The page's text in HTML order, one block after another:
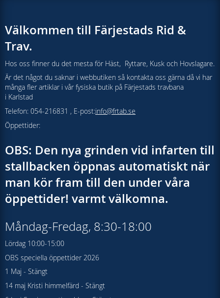
Välkommen till Färjestads Rid &
Trav.
Hos oss finner du det mesta för Häst, Ryttare, Kusk och Hovslagare.
Är det något du saknar i webbutiken så kontakta oss gärna då vi har
många fler artiklar i vår fysiska butik på Färjestads travbana
i Karlstad
Telefon: 054-216831 , E-post:info@frtab.se
Öppettider:
OBS: Den nya grinden vid infarten till
stallbacken öppnas automatiskt när
man kör fram till den under våra
öppettider! varmt välkomna.
Måndag-Fredag, 8:30-18:00
Lördag 10:00-15:00
OBS speciella öppettider 2026
1 Maj - Stängt
14 maj Kristi himmelfärd - Stängt